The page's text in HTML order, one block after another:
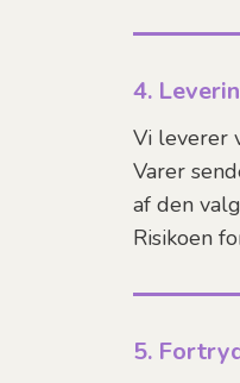
4.
Vi leverer
Varer
af den
Risikoen
5.